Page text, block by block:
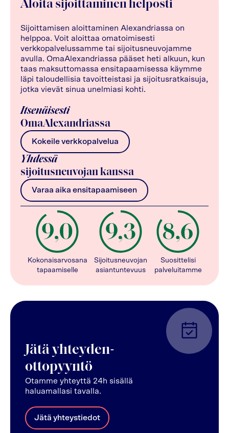
Aloita sijoittaminen helposti
Sijoittamisen aloittaminen Alexandriassa on
helppoa. Voit aloittaa omatoimisesti
verkkopalvelussamme tai sijoitusneuvojamme
avulla. OmaAlexandriassa pääset heti alkuun, kun
taas maksuttomassa ensitapaamisessa käymme
läpi taloudellisia tavoitteistasi ja sijoitusratkaisuja,
jotka vievät sinua unelmiasi kohti.
Itsenäisesti
OmaAlexandriassa
Kokeile verkkopalvelua
Yhdessä
sijoitusneuvojan kanssa
Varaa aika ensitapaamiseen
Kokonaisarvosana
tapaamiselle
Sijoitusneuvojan
asiantuntevuus
Suosittelisi
palveluitamme
Jätä yhteyden-
ottopyyntö
Otamme yhteyttä 24h sisällä
haluamallasi tavalla.
Jätä yhteystiedot